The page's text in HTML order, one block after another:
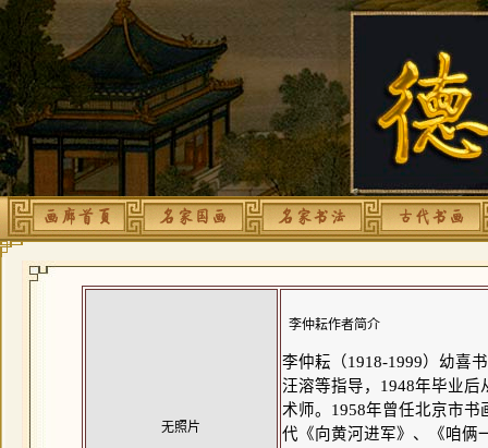
无照片
李仲耘作者简介
李仲耘（1918-1999）幼喜
汪溶等指导，1948年毕业
术师。1958年曾任北京市
代《向黄河进军》、《咱俩